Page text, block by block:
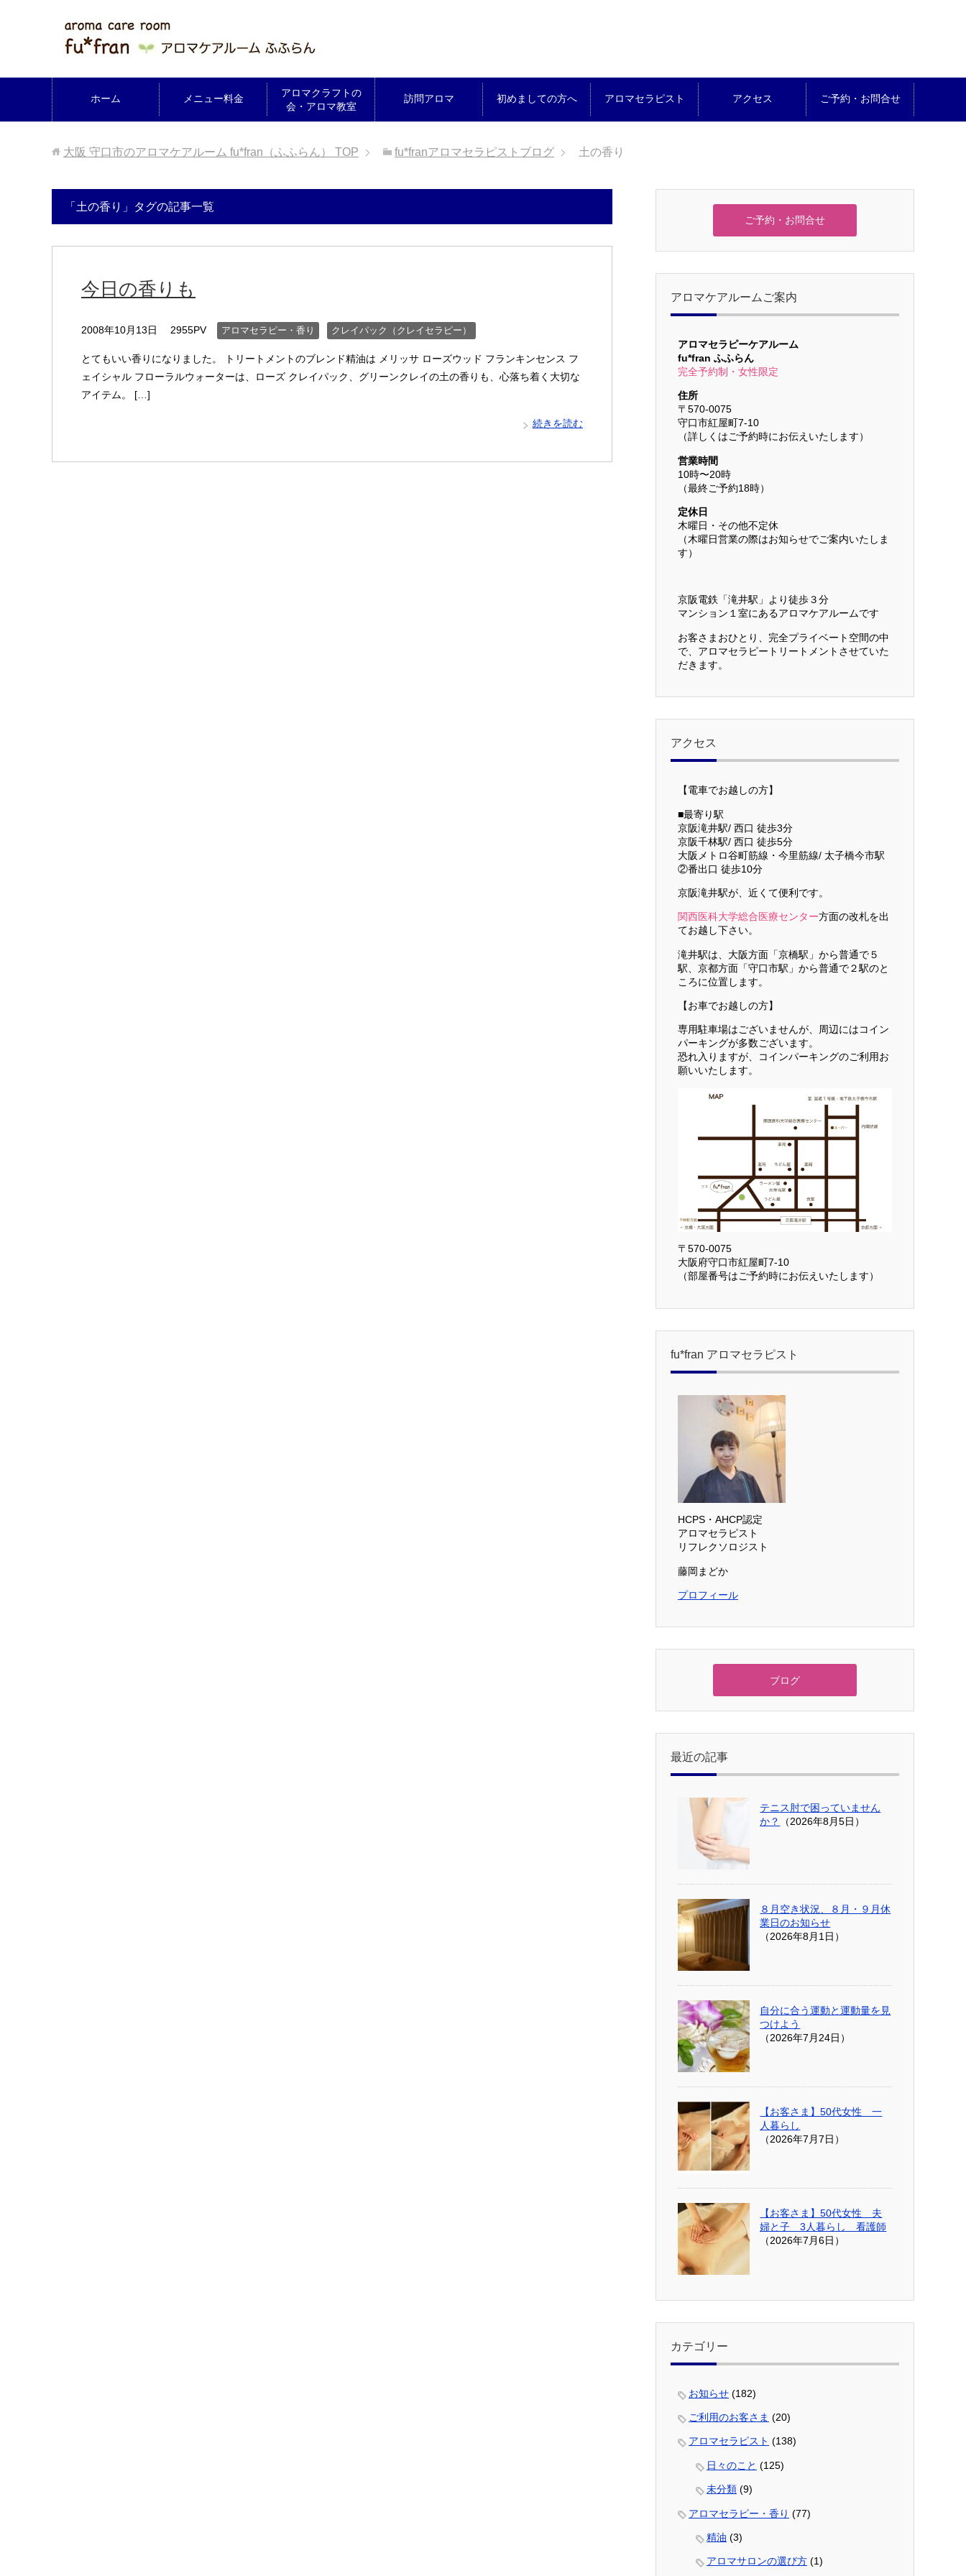
ホーム メニュー料金
アロマクラフトの
会・アロマ教室
訪問アロマ 初めましての方へ アロマセラピスト アクセス ご予約・お問合せ
大阪 守口市のアロマケアルーム fu*fran（ふふらん） TOP fu*franアロマセラピストブログ 土の香り
「土の香り」タグの記事一覧
今日の香りも
2008年10月13日 2955PV アロマセラピー・香り クレイパック（クレイセラピー）
とてもいい香りになりました。 トリートメントのブレンド精油は メリッサ ローズウッド フランキンセンス フ
ェイシャル フローラルウォーターは、ローズ クレイパック、グリーンクレイの土の香りも、心落ち着く大切な
アイテム。 […]
続きを読む
ご予約・お問合せ
アロマケアルームご案内
アロマセラピーケアルーム
fu*fran ふふらん
完全予約制・女性限定
住所
〒570-0075
守口市紅屋町7-10
（詳しくはご予約時にお伝えいたします）
営業時間
10時〜20時
（最終ご予約18時）
定休日
木曜日・その他不定休
（木曜日営業の際はお知らせでご案内いたしま
す）
京阪電鉄「滝井駅」より徒歩３分
マンション１室にあるアロマケアルームです
お客さまおひとり、完全プライベート空間の中
で、アロマセラピートリートメントさせていた
だきます。
アクセス
【電車でお越しの方】
■最寄り駅
京阪滝井駅/ 西口 徒歩3分
京阪千林駅/ 西口 徒歩5分
大阪メトロ谷町筋線・今里筋線/ 太子橋今市駅
②番出口 徒歩10分
京阪滝井駅が、近くて便利です。
関西医科大学総合医療センター方面の改札を出
てお越し下さい。
滝井駅は、大阪方面「京橋駅」から普通で５
駅、京都方面「守口市駅」から普通で２駅のと
ころに位置します。
【お車でお越しの方】
専用駐車場はございませんが、周辺にはコイン
パーキングが多数ございます。
恐れ入りますが、コインパーキングのご利用お
願いいたします。
〒570-0075
大阪府守口市紅屋町7-10
（部屋番号はご予約時にお伝えいたします）
fu*fran アロマセラピスト
HCPS・AHCP認定
アロマセラピスト
リフレクソロジスト
藤岡まどか
プロフィール
ブログ
最近の記事
テニス肘で困っていません
か？
（2026年8月5日）
８月空き状況、８月・９月休
業日のお知らせ
（2026年8月1日）
自分に合う運動と運動量を見
つけよう
（2026年7月24日）
【お客さま】50代女性 一
人暮らし
（2026年7月7日）
【お客さま】50代女性 夫
婦と子 3人暮らし 看護師
（2026年7月6日）
カテゴリー
お知らせ (182)
ご利用のお客さま (20)
アロマセラピスト (138)
日々のこと (125)
未分類 (9)
アロマセラピー・香り (77)
精油 (3)
アロマサロンの選び方 (1)